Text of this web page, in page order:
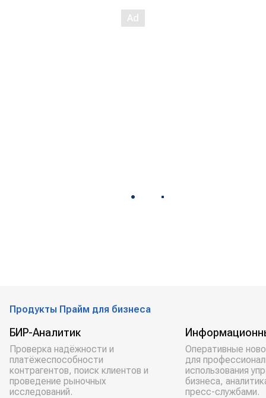
Продукты Прайм для бизнеса
БИР-Аналитик
Проверка надёжности и
платёжеспособности
контрагентов, поиск клиентов и
проведение рыночных
исследований.
Оперативные
для
использования
бизнеса,
пресс-службами.